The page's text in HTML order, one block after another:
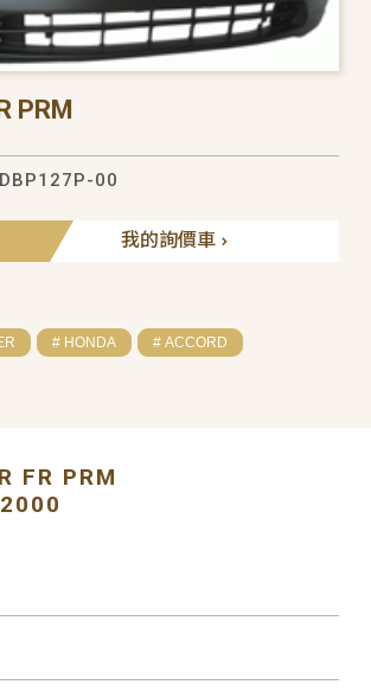
PRM
00
我的詢價車
# HONDA # ACCORD
FR PRM